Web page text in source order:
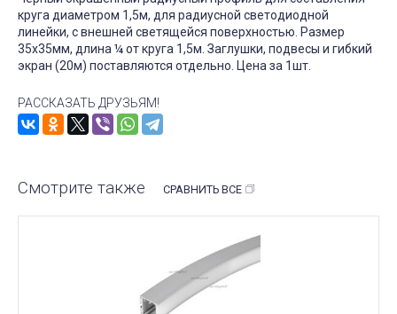
круга диаметром 1,5м, для радиусной светодиодной
линейки, с внешней светящейся поверхностью. Размер
35х35мм, длина ¼ от круга 1,5м. Заглушки, подвесы и гибкий
экран (20м) поставляются отдельно. Цена за 1шт.
РАССКАЗАТЬ ДРУЗЬЯМ!
Смотрите также СРАВНИТЬ ВСЕ